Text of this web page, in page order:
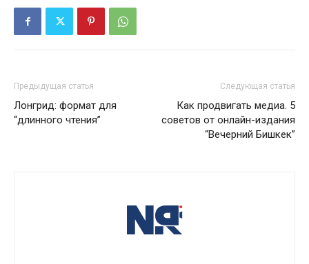
Предыдущая статья
Лонгрид: формат для
“длинного чтения”
Следующая статья
Как продвигать медиа. 5
советов от онлайн-издания
“Вечерний Бишкек”